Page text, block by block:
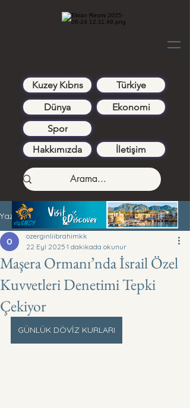
Kuzey Kıbrıs
Türkiye
Dünya
Ekonomi
Spor
Hakkımızda
İletişim
Yazı
Maşera Ormanı’nda İsrail Özel
Kuvvetleri Denetimi Tepki
Çekiyor
ozerginliibrahimkk
22 Eyl 2025 1 dakikada okunur
GÜNLÜK DÖVİZ KURLARI